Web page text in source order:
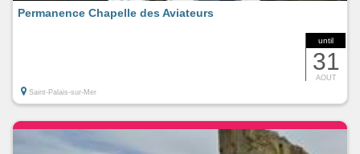
until
31
AOUT
Permanence Chapelle des Aviateurs
Saint-Palais-sur-Mer